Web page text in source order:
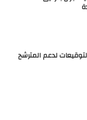
لدعم المترشح